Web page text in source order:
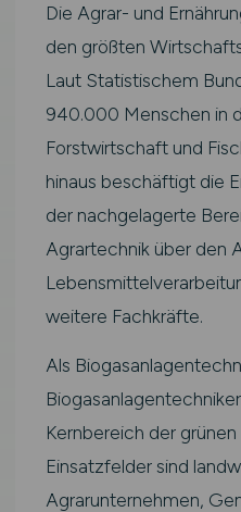
Die Agrar- und
den größten
Laut Statistischem
940.000 Menschen in
Forstwirtschaft und
hinaus beschäftigt die
der nachgelagerte
Agrartechnik über den
weitere Fachkräfte.
Als
Kernbereich der
Einsatzfelder sind
Agrarunternehmen,